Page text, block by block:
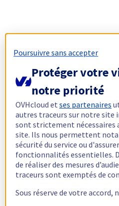
Poursuivre sans accepter
Protéger votre
notre priorité
OVHcloud etses partenaires
autres traceurs sur notre site
sont strictement nécessaires
site. Ils nous permettent
sécurité du service ou
fonctionnalités essentielles.
de réaliser des mesures
traceurs sont exemptés de
Sous réserve de votre